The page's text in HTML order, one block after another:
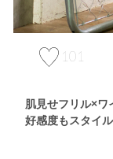
101
肌見せフリル×ワ
好感度もスタイ